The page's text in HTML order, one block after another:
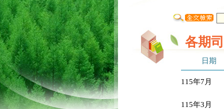
各期
日期
115年7月
115年3月